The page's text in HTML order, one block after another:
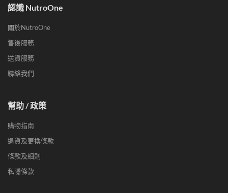
認識 NutroOne
關於NutroOne
售後服務
送貨服務
聯絡我們
幫助 / 政策
購物指南
退貨及更換條款
條款及細則
私隱條款